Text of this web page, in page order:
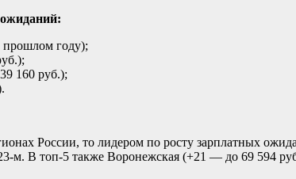
прошлом году);
160 руб.);
России, то лидером по росту зарплатных
м. В топ-5 также Воронежская (+21 — до 69 594